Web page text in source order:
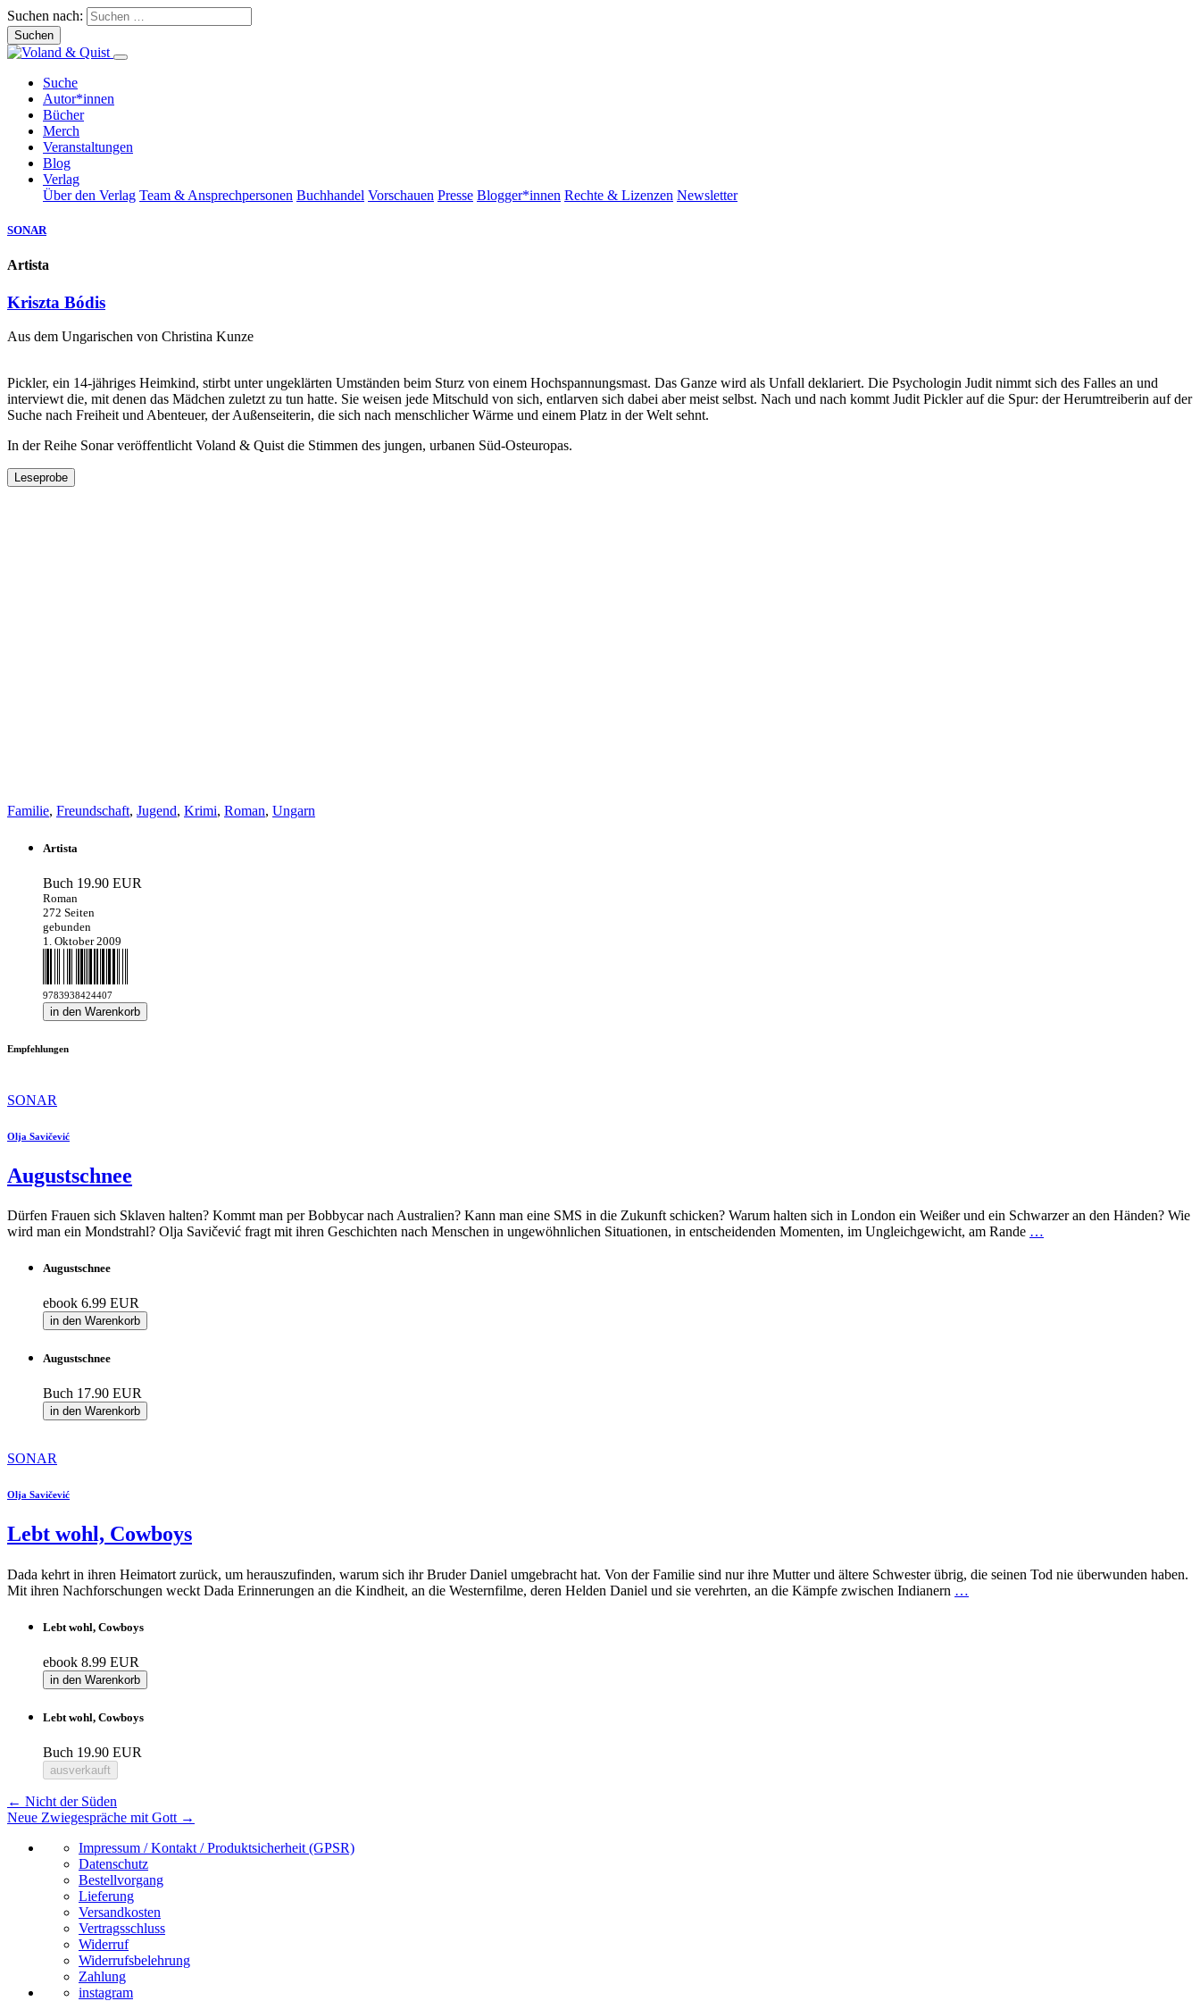
Suchen nach:
Suche
Autor*innen
Bücher
Merch
Veranstaltungen
Blog
Verlag
Über den Verlag Team & Ansprechpersonen Buchhandel Vorschauen Presse Blogger*innen Rechte & Lizenzen Newsletter
SONAR
Artista
Kriszta Bódis
Aus dem Ungarischen von Christina Kunze
Pickler, ein 14-jähriges Heimkind, stirbt unter ungeklärten Umständen beim Sturz von einem Hochspannungsmast. Das Ganze wird als Unfall deklariert. Die Psychologin Judit nimmt sich des Falles an und
interviewt die, mit denen das Mädchen zuletzt zu tun hatte. Sie weisen jede Mitschuld von sich, entlarven sich dabei aber meist selbst. Nach und nach kommt Judit Pickler auf die Spur: der Herumtreiberin auf der
Suche nach Freiheit und Abenteuer, der Außenseiterin, die sich nach menschlicher Wärme und einem Platz in der Welt sehnt.
In der Reihe Sonar veröffentlicht Voland & Quist die Stimmen des jungen, urbanen Süd-Osteuropas.
Leseprobe
Familie, Freundschaft, Jugend, Krimi, Roman, Ungarn
Artista
Buch 19.90 EUR
Roman
272 Seiten
gebunden
1. Oktober 2009
9783938424407
in den Warenkorb
Empfehlungen
SONAR
Olja Savičević
Augustschnee
Dürfen Frauen sich Sklaven halten? Kommt man per Bobbycar nach Australien? Kann man eine SMS in die Zukunft schicken? Warum halten sich in London ein Weißer und ein Schwarzer an den Händen? Wie
wird man ein Mondstrahl? Olja Savičević fragt mit ihren Geschichten nach Menschen in ungewöhnlichen Situationen, in entscheidenden Momenten, im Ungleichgewicht, am Rande …
Augustschnee
ebook 6.99 EUR
in den Warenkorb
Augustschnee
Buch 17.90 EUR
in den Warenkorb
SONAR
Olja Savičević
Lebt wohl, Cowboys
Dada kehrt in ihren Heimatort zurück, um herauszufinden, warum sich ihr Bruder Daniel umgebracht hat. Von der Familie sind nur ihre Mutter und ältere Schwester übrig, die seinen Tod nie überwunden haben.
Mit ihren Nachforschungen weckt Dada Erinnerungen an die Kindheit, an die Westernfilme, deren Helden Daniel und sie verehrten, an die Kämpfe zwischen Indianern …
Lebt wohl, Cowboys
ebook 8.99 EUR
in den Warenkorb
Lebt wohl, Cowboys
Buch 19.90 EUR
ausverkauft
← Nicht der Süden
Neue Zwiegespräche mit Gott →
Impressum / Kontakt / Produktsicherheit (GPSR)
Datenschutz
Bestellvorgang
Lieferung
Versandkosten
Vertragsschluss
Widerruf
Widerrufsbelehrung
Zahlung
instagram